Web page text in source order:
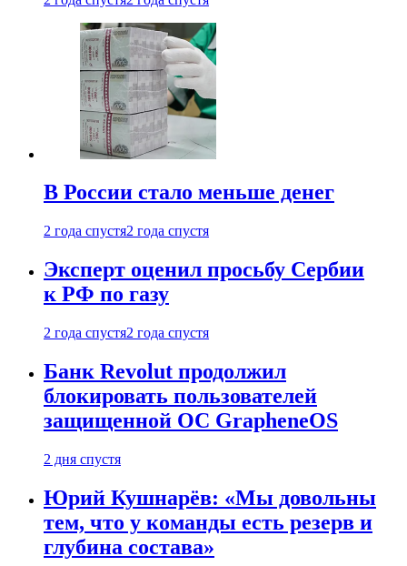
В России стало меньше денег
2 года спустя2 года спустя
Эксперт оценил просьбу Сербии
к РФ по газу
2 года спустя2 года спустя
Банк Revolut продолжил
блокировать пользователей
защищенной ОС GrapheneOS
2 дня спустя
Юрий Кушнарёв: «Мы довольны
тем, что у команды есть резерв и
глубина состава»